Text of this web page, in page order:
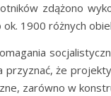
zdążono
ok. 1900 różnych
przyznać, że
zarówno w